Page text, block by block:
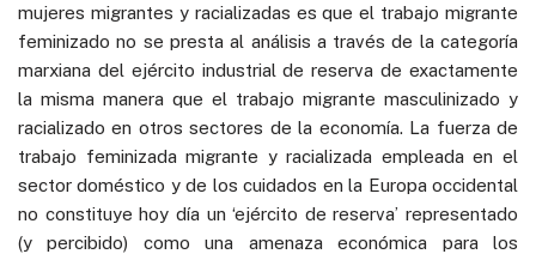
mujeres migrantes y racializadas es que el trabajo migrante
feminizado no se presta al análisis a través de la categoría
marxiana del ejército industrial de reserva de exactamente
la misma manera que el trabajo migrante masculinizado y
racializado en otros sectores de la economía. La fuerza de
trabajo feminizada migrante y racializada empleada en el
sector doméstico y de los cuidados en la Europa occidental
no constituye hoy día un ‘ejército de reserva’ representado
(y percibido) como una amenaza económica para los